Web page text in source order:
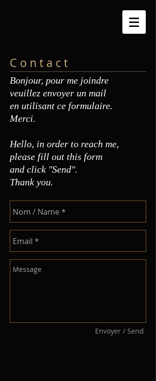
Bonjour, pour me joindre
veuillez envoyer un mail
en utilisant ce formulaire.
Merci.
Hello, in order to reach me,
please fill out this form
and click "Send".
Thank you.
C o n t a c t
Envoyer / Send